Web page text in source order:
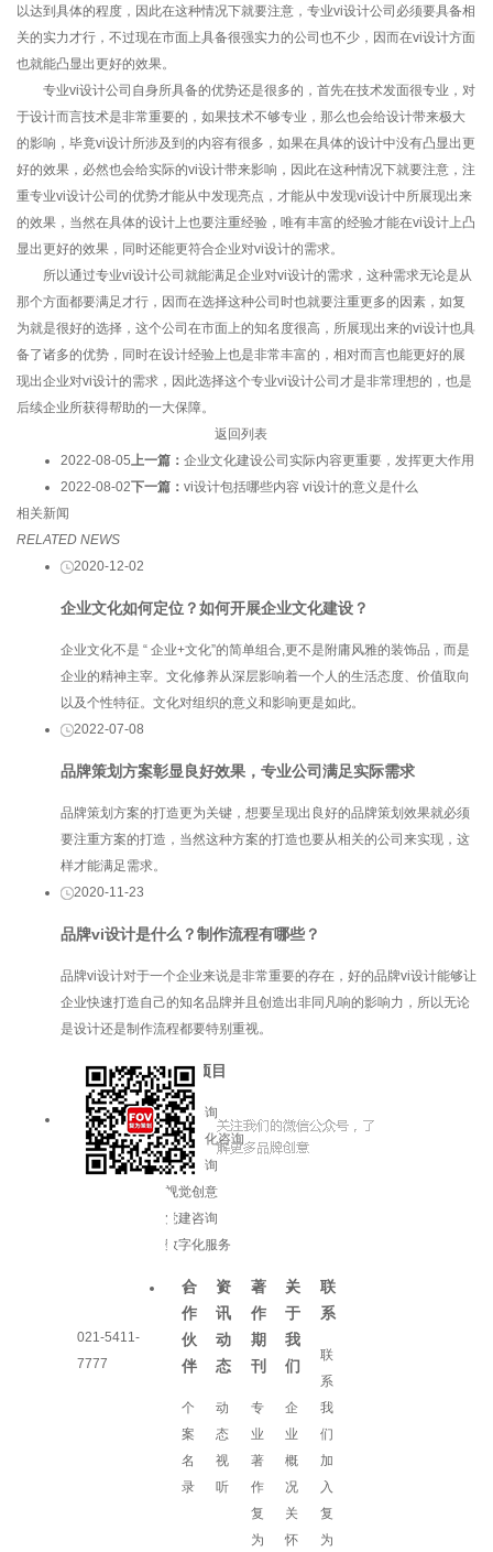
以达到具体的程度，因此在这种情况下就要注意，专业vi设计公司必须要具备相
关的实力才行，不过现在市面上具备很强实力的公司也不少，因而在vi设计方面
也就能凸显出更好的效果。
专业vi设计公司自身所具备的优势还是很多的，首先在技术发面很专业，对
于设计而言技术是非常重要的，如果技术不够专业，那么也会给设计带来极大
的影响，毕竟vi设计所涉及到的内容有很多，如果在具体的设计中没有凸显出更
好的效果，必然也会给实际的vi设计带来影响，因此在这种情况下就要注意，注
重专业vi设计公司的优势才能从中发现亮点，才能从中发现vi设计中所展现出来
的效果，当然在具体的设计上也要注重经验，唯有丰富的经验才能在vi设计上凸
显出更好的效果，同时还能更符合企业对vi设计的需求。
所以通过专业vi设计公司就能满足企业对vi设计的需求，这种需求无论是从
那个方面都要满足才行，因而在选择这种公司时也就要注重更多的因素，如复
为就是很好的选择，这个公司在市面上的知名度很高，所展现出来的vi设计也具
备了诸多的优势，同时在设计经验上也是非常丰富的，相对而言也能更好的展
现出企业对vi设计的需求，因此选择这个专业vi设计公司才是非常理想的，也是
后续企业所获得帮助的一大保障。
返回列表
2022-08-05上一篇： 企业文化建设公司实际内容更重要，发挥更大作用
2022-08-02下一篇： vi设计包括哪些内容 vi设计的意义是什么
相关新闻
RELATED NEWS
2020-12-02
企业文化如何定位？如何开展企业文化建设？
企业文化不是 “ 企业+文化”的简单组合,更不是附庸风雅的装饰品，而是
企业的精神主宰。文化修养从深层影响着一个人的生活态度、价值取向
以及个性特征。文化对组织的意义和影响更是如此。
2022-07-08
品牌策划方案彰显良好效果，专业公司满足实际需求
品牌策划方案的打造更为关键，想要呈现出良好的品牌策划效果就必须
要注重方案的打造，当然这种方案的打造也要从相关的公司来实现，这
样才能满足需求。
2020-11-23
品牌vi设计是什么？制作流程有哪些？
品牌vi设计对于一个企业来说是非常重要的存在，好的品牌vi设计能够让
企业快速打造自己的知名品牌并且创造出非同凡响的影响力，所以无论
是设计还是制作流程都要特别重视。
021-5411-
7777
服务项目
品牌咨询
企业文化咨询
增长咨询
视觉创意
党建咨询
数字化服务
合
作
伙
伴
个
案
名
录
资
讯
动
态
动
态
视
听
著
作
期
刊
专
业
著
作
复
为
关
于
我
们
企
业
概
况
关
怀
联
系
联
系
我
们
加
入
复
为